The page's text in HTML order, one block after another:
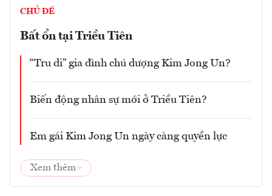
CHỦ ĐỀ
Bất ổn tại Triều Tiên
“Tru di” gia đình chú dượng Kim Jong Un?
Biến động nhân sự mới ở Triều Tiên?
Em gái Kim Jong Un ngày càng quyền lực
Xem thêm